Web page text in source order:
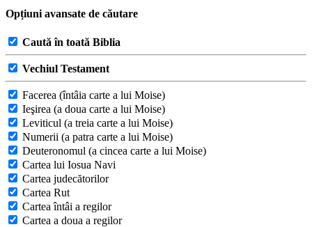
Opțiuni avansate de căutare
Caută în toată Biblia
Vechiul Testament
Facerea (întâia carte a lui Moise)
Ieşirea (a doua carte a lui Moise)
Leviticul (a treia carte a lui Moise)
Numerii (a patra carte a lui Moise)
Deuteronomul (a cincea carte a lui Moise)
Cartea lui Iosua Navi
Cartea judecătorilor
Cartea Rut
Cartea întâi a regilor
Cartea a doua a regilor